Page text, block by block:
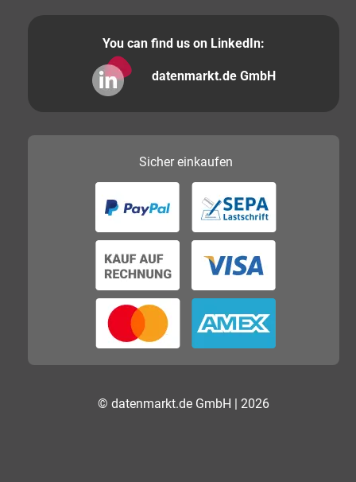
You can find us on LinkedIn:
datenmarkt.de GmbH
Sichereinkaufen
© datenmarkt.de GmbH | 2026